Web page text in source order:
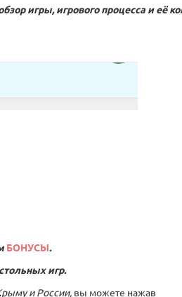
игры, игрового процесса и её
БОНУСЫ.
игр.
и России, вы можете нажав